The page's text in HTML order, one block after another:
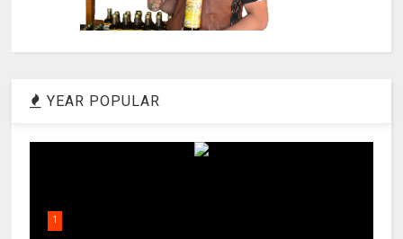
YEAR POPULAR
1